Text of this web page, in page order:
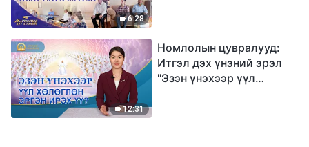
6:28
12:31
Номлолын цувралууд:
Итгэл дэх үнэний эрэл
"Эзэн үнэхээр үүл